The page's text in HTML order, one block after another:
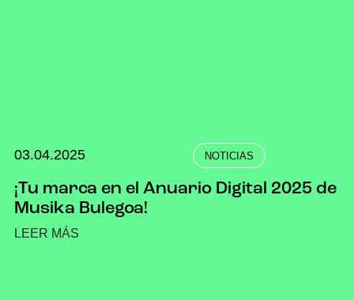
03.04.2025 NOTICIAS
¡Tu marca en el Anuario Digital 2025 de
Musika Bulegoa!
LEER MÁS